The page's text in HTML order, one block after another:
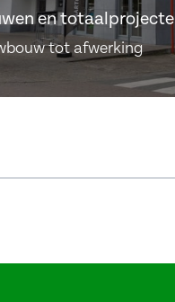
en
tot afwerking